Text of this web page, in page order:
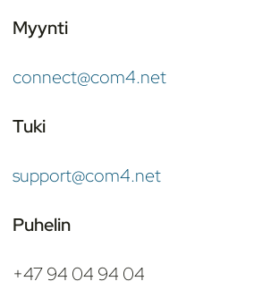
Myynti
connect@com4.net
Tuki
support@com4.net
Puhelin
+47 94 04 94 04